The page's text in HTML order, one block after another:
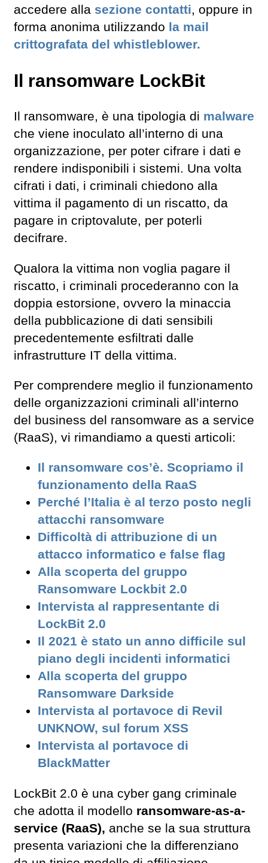
accedere alla sezione contatti, oppure in
forma anonima utilizzando la mail
crittografata del whistleblower.
Il ransomware LockBit
Il ransomware, è una tipologia di malware
che viene inoculato all’interno di una
organizzazione, per poter cifrare i dati e
rendere indisponibili i sistemi. Una volta
cifrati i dati, i criminali chiedono alla
vittima il pagamento di un riscatto, da
pagare in criptovalute, per poterli
decifrare.
Qualora la vittima non voglia pagare il
riscatto, i criminali procederanno con la
doppia estorsione, ovvero la minaccia
della pubblicazione di dati sensibili
precedentemente esfiltrati dalle
infrastrutture IT della vittima.
Per comprendere meglio il funzionamento
delle organizzazioni criminali all’interno
del business del ransomware as a service
(RaaS), vi rimandiamo a questi articoli:
Il ransomware cos’è. Scopriamo il
funzionamento della RaaS
Perché l’Italia è al terzo posto negli
attacchi ransomware
Difficoltà di attribuzione di un
attacco informatico e false flag
Alla scoperta del gruppo
Ransomware Lockbit 2.0
Intervista al rappresentante di
LockBit 2.0
Il 2021 è stato un anno difficile sul
piano degli incidenti informatici
Alla scoperta del gruppo
Ransomware Darkside
Intervista al portavoce di Revil
UNKNOW, sul forum XSS
Intervista al portavoce di
BlackMatter
LockBit 2.0 è una cyber gang criminale
che adotta il modello ransomware-as-a-
service (RaaS), anche se la sua struttura
presenta variazioni che la differenziano